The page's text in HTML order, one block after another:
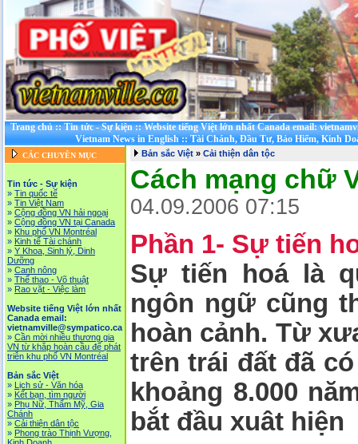
Trang chủ::Tin tức - Sự kiện::Website tiếng Việt lớn nhất Canada email:
Vietnam News in English::Tài Chánh, Đầu Tư, Bảo Hiểm, Kinh
CÁC CHUYÊN MỤC
Tin tức - Sự kiện
» Tin quốc tế
» Tin Việt Nam
» Cộng đồng VN hải ngoại
» Cộng đồng VN tại Canada
» Khu phố VN Montréal
» Kinh tế Tài chánh
» Y Khoa, Sinh lý, Dinh
Dưỡng
» Canh nông
» Thể thao - Võ thuật
» Rao vặt - Việc làm
Website tiếng Việt lớn nhất
Canada email:
vietnamville@sympatico.ca
» Cần mời nhiều thương gia
VN từ khắp hoàn cầu để phát
triễn khu phố VN Montréal
Bản sắc Việt
» Lịch sử - Văn hóa
» Kết bạn, tìm người
» Phụ Nữ, Thẩm Mỹ, Gia
Chánh
» Cải thiện dân tộc
» Phong trào Thịnh Vượng,
Bản sắc Việt » Cải thiện dân tộc
Cách mạng chữ
04.09.2006 07:15
Phần 1- Sự tiến
Sự tiến hoá là
ngôn ngữ cũng
hoàn cảnh. Từ
trên trái đất đã
khoảng 8.000
bắt đầu xuât hiện